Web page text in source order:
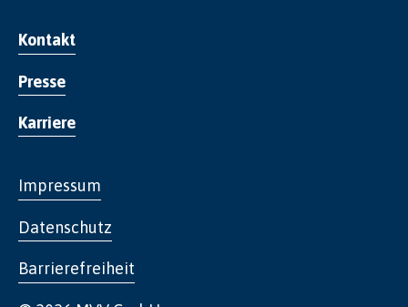
Kontakt
Presse
Karriere
Impressum
Datenschutz
Barrierefreiheit